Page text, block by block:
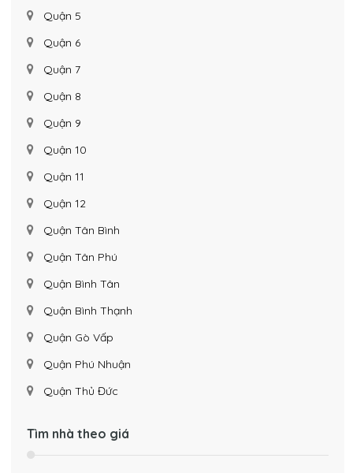
Quận 5
Quận 6
Quận 7
Quận 8
Quận 9
Quận 10
Quận 11
Quận 12
Quận Tân Bình
Quận Tân Phú
Quận Bình Tân
Quận Bình Thạnh
Quận Gò Vấp
Quận Phú Nhuận
Quận Thủ Đức
Tìm nhà theo giá